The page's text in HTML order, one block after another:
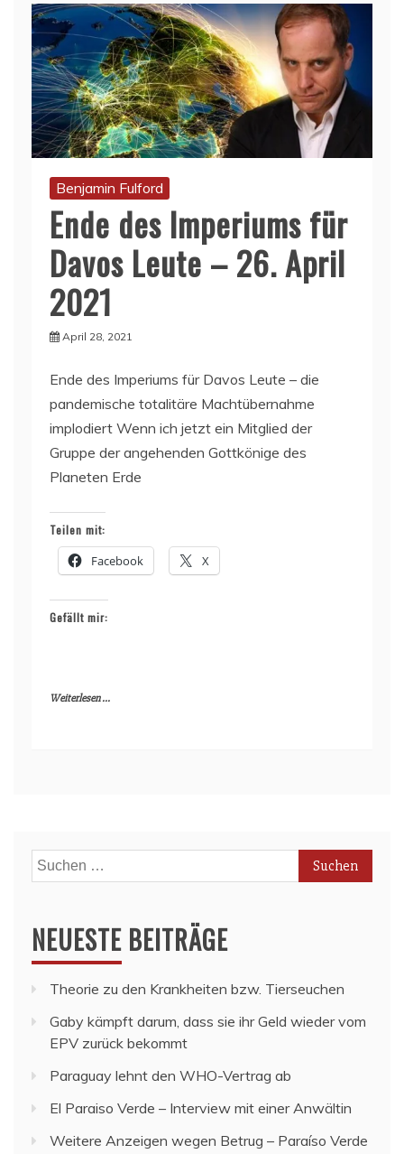
Benjamin Fulford
Ende des Imperiums für
Davos Leute – 26. April
2021
April 28, 2021
Ende des Imperiums für Davos Leute – die
pandemische totalitäre Machtübernahme
implodiert Wenn ich jetzt ein Mitglied der
Gruppe der angehenden Gottkönige des
Planeten Erde
Teilen mit:
Facebook X
Gefällt mir:
Weiterlesen ...
Suchen
nach:
NEUESTE BEITRÄGE
Theorie zu den Krankheiten bzw. Tierseuchen
Gaby kämpft darum, dass sie ihr Geld wieder vom
EPV zurück bekommt
Paraguay lehnt den WHO-Vertrag ab
El Paraiso Verde – Interview mit einer Anwältin
Weitere Anzeigen wegen Betrug – Paraíso Verde